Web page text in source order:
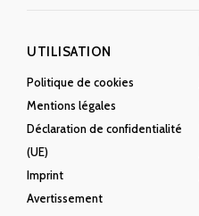
UTILISATION
Politique de cookies
Mentions légales
Déclaration de confidentialité
(UE)
Imprint
Avertissement